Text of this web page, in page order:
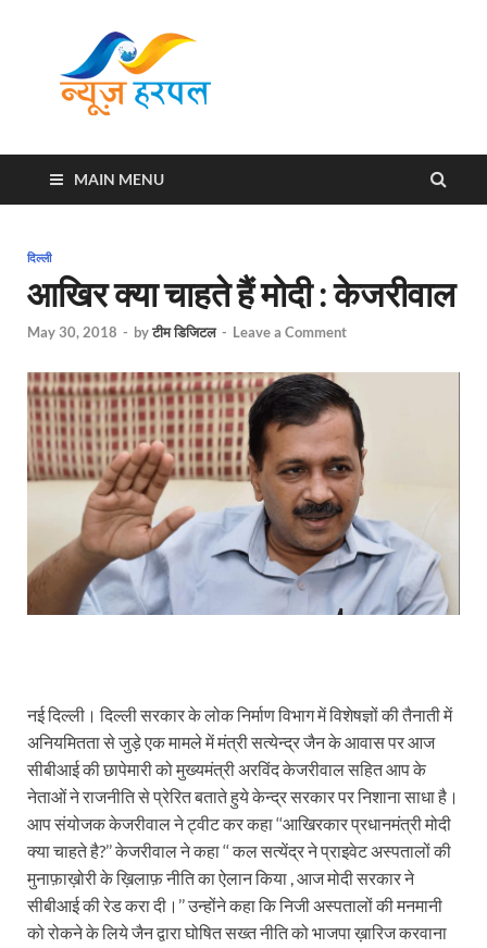
MAIN MENU
दिल्ली
आखिर क्या चाहते हैं मोदी : केजरीवाल
May 30, 2018 - byटीम डिजिटल - Leave a Comment
नई दिल्ली। दिल्ली सरकार के लोक निर्माण विभाग में विशेषज्ञों की तैनाती में
अनियमितता से जुड़े एक मामले में मंत्री सत्येन्द्र जैन के आवास पर आज
सीबीआई की छापेमारी को मुख्यमंत्री अरविंद केजरीवाल सहित आप के
नेताओं ने राजनीति से प्रेरित बताते हुये केन्द्र सरकार पर निशाना साधा है।
आप संयोजक केजरीवाल ने ट्वीट कर कहा ‘‘आखिरकार प्रधानमंत्री मोदी
क्या चाहते है?’’ केजरीवाल ने कहा ‘‘ कल सत्येंद्र ने प्राइवेट अस्पतालों की
मुनाफ़ाख़ोरी के ख़िलाफ़ नीति का ऐलान किया , आज मोदी सरकार ने
सीबीआई की रेड करा दी।’’ उन्होंने कहा कि निजी अस्पतालों की मनमानी
को रोकने के लिये जैन द्वारा घोषित सख्त नीति को भाजपा ख़ारिज करवाना